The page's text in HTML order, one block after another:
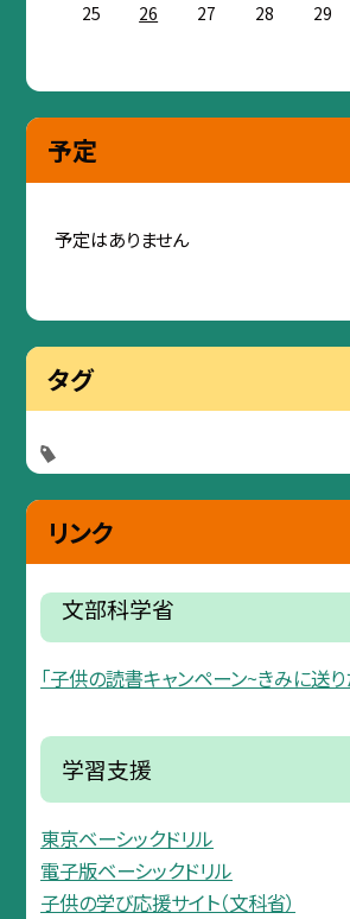
25
26 27 28 29
予定
予定はありません
タグ
リンク
文部科学省
「子供の読書キャンペーン~きみに送り
学習支援
東京ベーシックドリル
電子版ベーシックドリル
子供の学び応援サイト（文科省）